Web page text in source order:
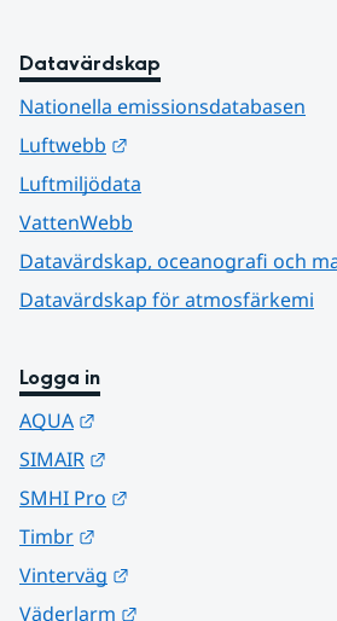
Datavärdskap
Nationella emissionsdatabasen
Luftwebb
Luftmiljödata
VattenWebb
Datavärdskap, oceanografi och
Datavärdskap för atmosfärkemi
Logga in
AQUA
SIMAIR
SMHI Pro
Timbr
Vinterväg
Väderlarm